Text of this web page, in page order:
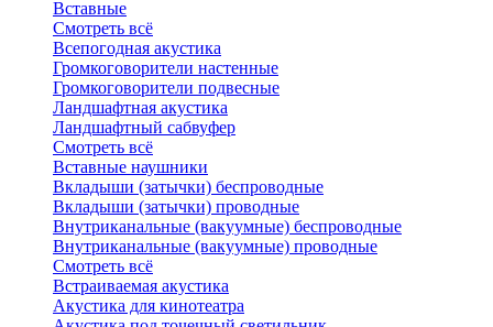
Вставные
Смотреть всё
Всепогодная акустика
Громкоговорители настенные
Громкоговорители подвесные
Ландшафтная акустика
Ландшафтный сабвуфер
Смотреть всё
Вставные наушники
Вкладыши (затычки) беспроводные
Вкладыши (затычки) проводные
Внутриканальные (вакуумные) беспроводные
Внутриканальные (вакуумные) проводные
Смотреть всё
Встраиваемая акустика
Акустика для кинотеатра